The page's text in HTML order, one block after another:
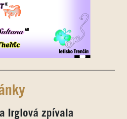
Irglová zpívala